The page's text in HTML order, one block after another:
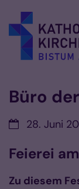
Büro
Datum:28. Juni
Feierei
Zu diesem